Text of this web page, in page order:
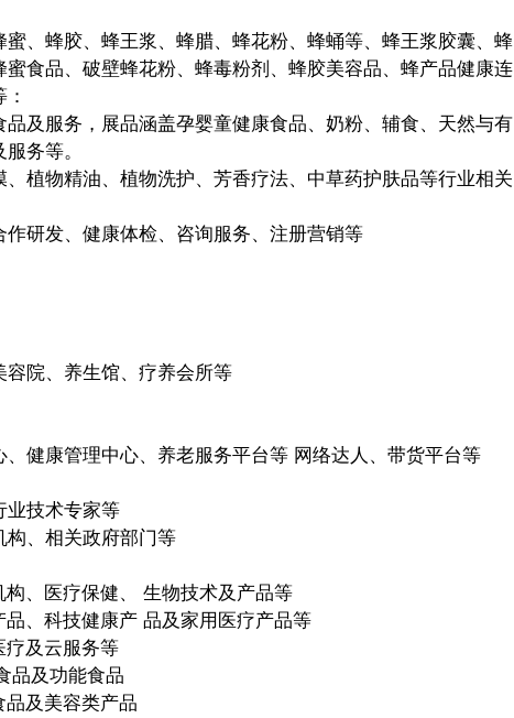
、蜂胶、蜂王浆、蜂腊、蜂花粉、蜂蛹等、蜂王浆胶囊、蜂
食品、破壁蜂花粉、蜂毒粉剂、蜂胶美容品、蜂产品健康连
及服务，展品涵盖孕婴童健康食品、奶粉、辅食、天然与有
务等。
植物精油、植物洗护、芳香疗法、中草药护肤品等行业相关
研发、健康体检、咨询服务、注册营销等
院、养生馆、疗养会所等
健康管理中心、养老服务平台等 网络达人、带货平台等
业技术专家等
构、相关政府部门等
、医疗保健、 生物技术及产品等
、科技健康产 品及家用医疗产品等
及云服务等
品及功能食品
及美容类产品